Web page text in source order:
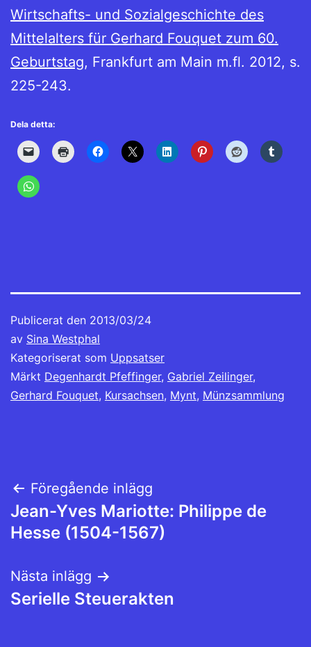
Wirtschafts- und Sozialgeschichte des
Mittelalters für Gerhard Fouquet zum 60.
Geburtstag, Frankfurt am Main m.fl. 2012, s.
225-243.
Dela detta:
Publicerat den 2013/03/24
av Sina Westphal
Kategoriserat som Uppsatser
Märkt Degenhardt Pfeffinger, Gabriel Zeilinger,
Gerhard Fouquet, Kursachsen, Mynt, Münzsammlung
Inläggsnavigering
Föregående inlägg
Jean-Yves Mariotte: Philippe de
Hesse (1504-1567)
Nästa inlägg
Serielle Steuerakten